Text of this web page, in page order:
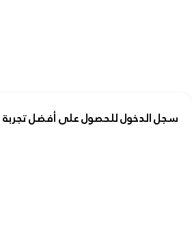
سجل الدخول للحصول على أفضل تجربة